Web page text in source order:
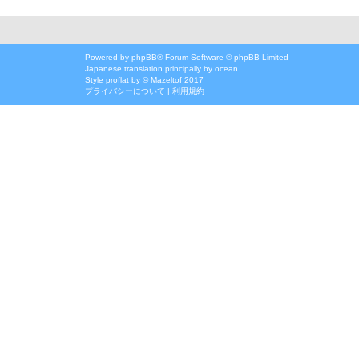
Powered by phpBB® Forum Software © phpBB Limited
Japanese translation principally by ocean
Style proflat by ©Mazeltof 2017
プライバシーについて | 利用規約